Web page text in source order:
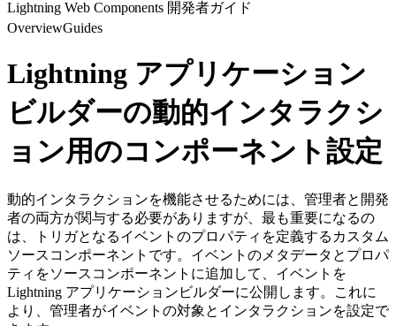
Lightning Web Components 開発者ガイド
OverviewGuides
Lightning アプリケーション
ビルダーの動的インタラクシ
ョン用のコンポーネント設定
動的インタラクションを機能させるためには、管理者と開発
者の両方が関与する必要がありますが、最も重要になるの
は、トリガとなるイベントのプロパティを定義するカスタム
ソースコンポーネントです。イベントのメタデータとプロパ
ティをソースコンポーネントに追加して、イベントを
Lightning アプリケーションビルダーに公開します。これに
より、管理者がイベントの対象とインタラクションを設定で